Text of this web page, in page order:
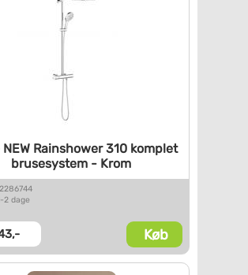
NEW Rainshower 310 komplet
brusesystem - Krom
2 dage
Køb